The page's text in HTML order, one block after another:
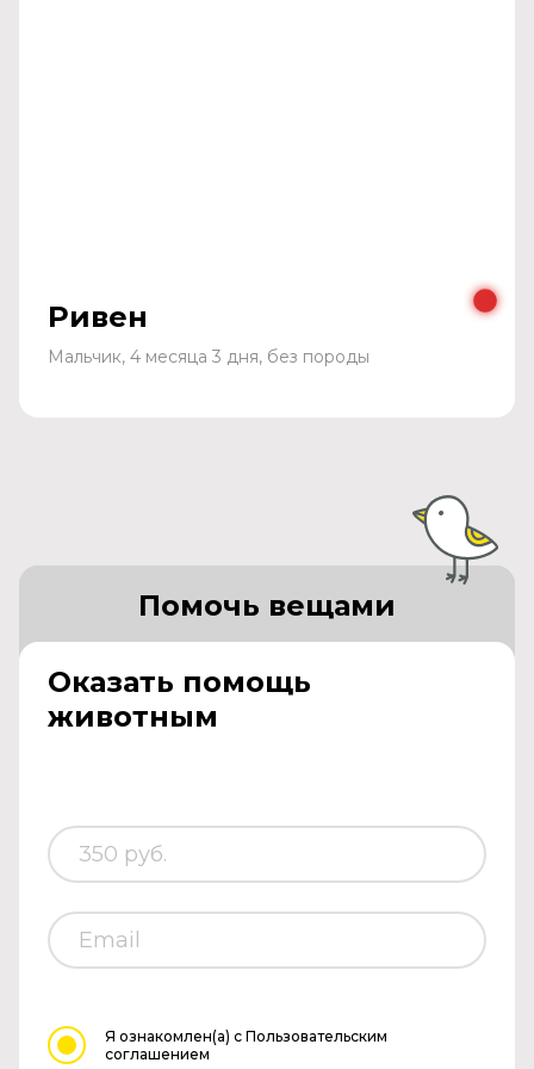
Ривен
Мальчик, 4 месяца 3 дня, без породы
Оказать помощь
животным
Помочь вещами
Я ознакомлен(а) с Пользовательским
соглашением